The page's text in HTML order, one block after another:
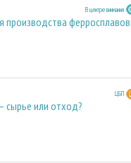
В центре внимания
производства ферросплавов
ЦБП
сырье или отход?